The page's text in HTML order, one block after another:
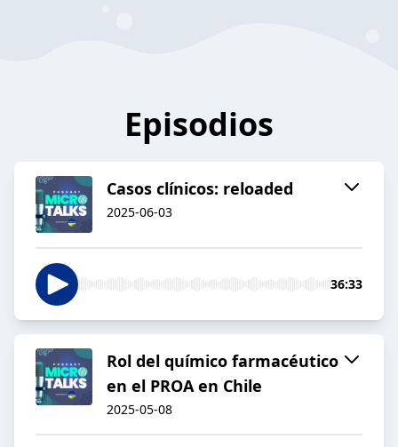
Episodios
Casos clínicos: reloaded
2025-06-03
36:33
Rol del químico farmacéutico
en el PROA en Chile
2025-05-08